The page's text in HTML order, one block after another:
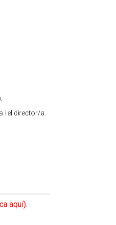
i el director/a.
aquí).